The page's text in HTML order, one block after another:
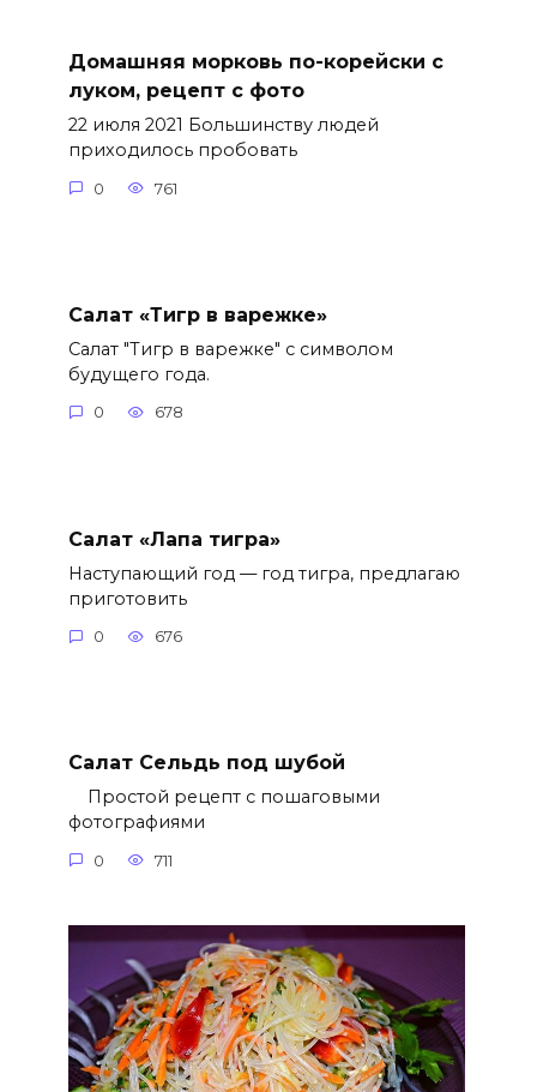
Домашняя морковь по-корейски с
луком, рецепт с фото
22 июля 2021 Большинству людей
приходилось пробовать
0 761
Салат «Тигр в варежке»
Салат "Тигр в варежке" с символом
будущего года.
0 678
Салат «Лапа тигра»
Наступающий год — год тигра, предлагаю
приготовить
0 676
Салат Сельдь под шубой
Простой рецепт с пошаговыми
фотографиями
0 711